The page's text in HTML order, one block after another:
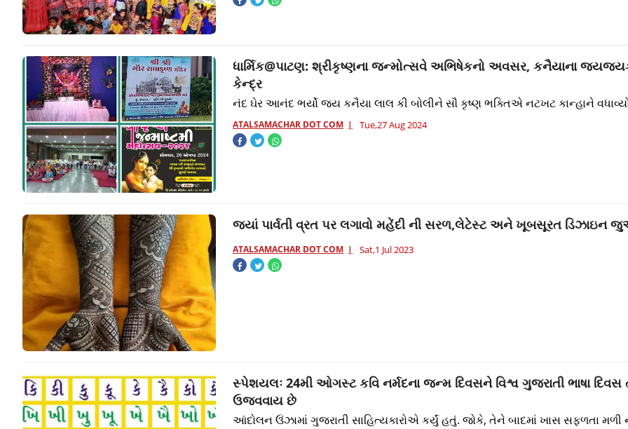
ધાર્મિક@પાટણ: શ્રીકૃષ્ણના જન્મોત્સવે અભિષેકનો અવસર, કનૈયાના
કેન્દ્ર
નંદ ઘેર આનંદ ભર્યો જય કનૈયા લાલ કી બોલીને સૌ કૃષ્ણ ભક્તિએ નટખટ કાન્હાને
ATALSAMACHAR DOT COM Tue,27 Aug 2024
જયાં પાર્વતી વ્રત પર લગાવો મહેંદી ની સરળ,લેટેસ્ટ અને ખૂબસૂરત ડિઝાઇન
ATALSAMACHAR DOT COM Sat,1 Jul 2023
સ્પેશયલઃ 24મી ઓગસ્ટ કવિ નર્મદના જન્મ દિવસને વિશ્વ ગુજરાતી ભાષા દિવસ
ઉજવવાય છે
આંદોલન ઉંઝામાં ગુજરાતી સાહિત્યકારોએ કર્યું હતું. જોકે, તેને બાદમાં ખાસ સફળતા મળી